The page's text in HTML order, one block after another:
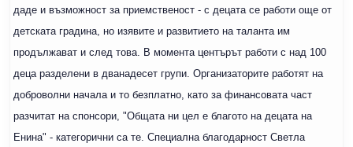
даде и възможност за приемственост - с децата се работи още от
детската градина, но изявите и развитието на таланта им
продължават и след това. В момента центърът работи с над 100
деца разделени в дванадесет групи. Организаторите работят на
доброволни начала и то безплатно, като за финансовата част
разчитат на спонсори, "Общата ни цел е благото на децата на
Енина" - категорични са те. Специална благодарност Светла